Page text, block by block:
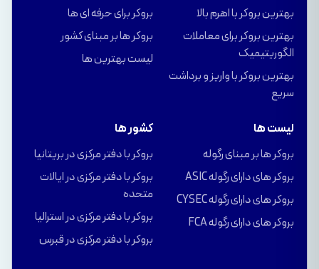
بهترین بروکر با اهرم بالا
بهترین بروکر برای معاملات
الگوریتیمیک
بهترین بروکر با واریز و برداشت
سریع
بروکر برای حرفه ای ها
بروکر ها بر مبنای کشور
لیست بهترین ها
لیست ها
بروکر ها بر مبنای رگوله
بروکر های دارای رگوله ASIC
بروکر های دارای رگوله CYSEC
بروکر های دارای رگوله FCA
کشور ها
بروکر با دفتر مرکزی در بریتانیا
بروکر با دفتر مرکزی در ایالات
متحده
بروکر با دفتر مرکزی در استرالیا
بروکر با دفتر مرکزی در قبرس